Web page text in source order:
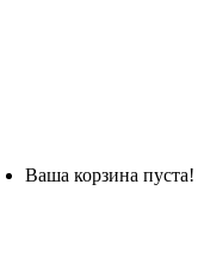
Ваша корзина пуста!